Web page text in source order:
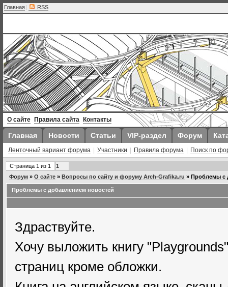
Главная | RSS
О сайте Правила сайта Контакты
Главная Новости Статьи VIP-раздел Форум
Ленточный вариант форума Участники Правила форума Поиск по
Страница 1 из 1
1
Форум » О сайте » Вопросы по сайту и форуму Arch-Grafika.ru » Проблемы с
Проблемы с добавлением новостей
Здраствуйте.
Хочу выложить книгу
страниц кроме обложки.